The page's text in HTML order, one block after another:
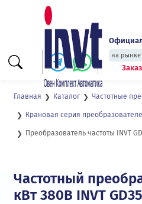
на рынке
+7
Главная Каталог Частотные
Преобразователь частоты INVT
Частотный
кВт 380В INVT